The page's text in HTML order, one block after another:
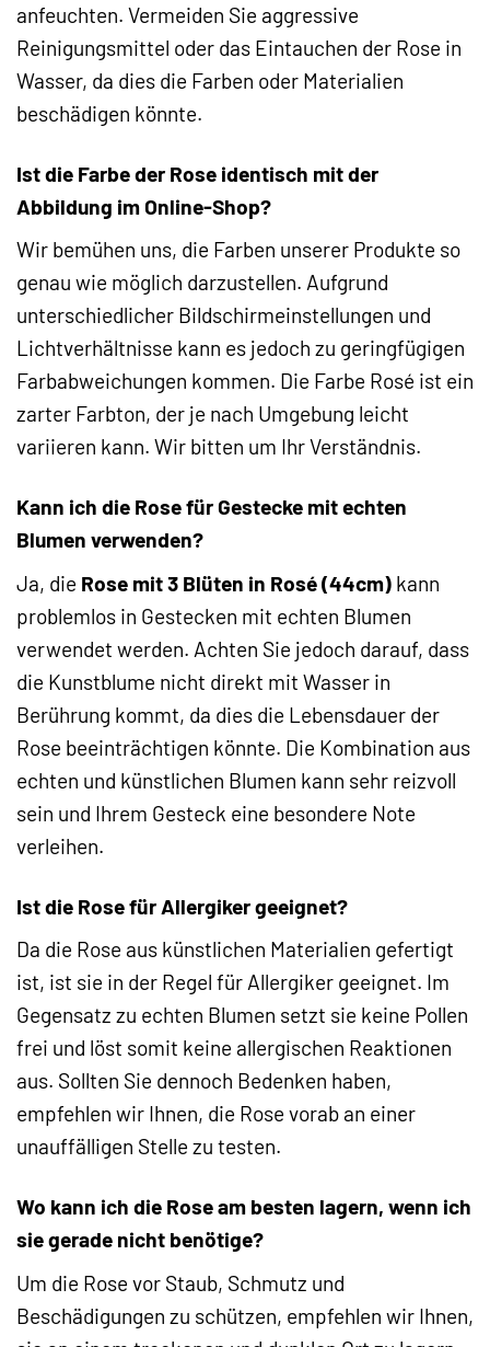
anfeuchten. Vermeiden Sie aggressive
Reinigungsmittel oder das Eintauchen der Rose in
Wasser, da dies die Farben oder Materialien
beschädigen könnte.
Ist die Farbe der Rose identisch mit der
Abbildung im Online-Shop?
Wir bemühen uns, die Farben unserer Produkte so
genau wie möglich darzustellen. Aufgrund
unterschiedlicher Bildschirmeinstellungen und
Lichtverhältnisse kann es jedoch zu geringfügigen
Farbabweichungen kommen. Die Farbe Rosé ist ein
zarter Farbton, der je nach Umgebung leicht
variieren kann. Wir bitten um Ihr Verständnis.
Kann ich die Rose für Gestecke mit echten
Blumen verwenden?
Ja, die Rose mit 3 Blüten in Rosé (44cm) kann
problemlos in Gestecken mit echten Blumen
verwendet werden. Achten Sie jedoch darauf, dass
die Kunstblume nicht direkt mit Wasser in
Berührung kommt, da dies die Lebensdauer der
Rose beeinträchtigen könnte. Die Kombination aus
echten und künstlichen Blumen kann sehr reizvoll
sein und Ihrem Gesteck eine besondere Note
verleihen.
Ist die Rose für Allergiker geeignet?
Da die Rose aus künstlichen Materialien gefertigt
ist, ist sie in der Regel für Allergiker geeignet. Im
Gegensatz zu echten Blumen setzt sie keine Pollen
frei und löst somit keine allergischen Reaktionen
aus. Sollten Sie dennoch Bedenken haben,
empfehlen wir Ihnen, die Rose vorab an einer
unauffälligen Stelle zu testen.
Wo kann ich die Rose am besten lagern, wenn ich
sie gerade nicht benötige?
Um die Rose vor Staub, Schmutz und
Beschädigungen zu schützen, empfehlen wir Ihnen,